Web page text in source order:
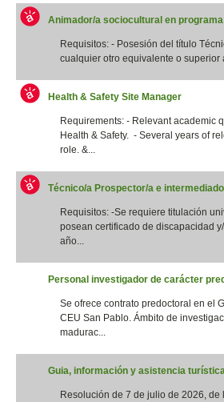
Animador/a sociocultural en
Requisitos: - Posesión del título
cualquier otro equivalente o superior
Health & Safety Site Manager
Requirements: - Relevant academic
Health & Safety. - Several years of
role. &...
Técnico/a Prospector/a e
Requisitos: -Se requiere titulación
posean certificado de discapacidad
año...
Personal investigador de carácter
Se ofrece contrato predoctoral en el
CEU San Pablo. Ámbito de
madurac...
Guia, información y asistencia
Resolución de 7 de julio de 2026,